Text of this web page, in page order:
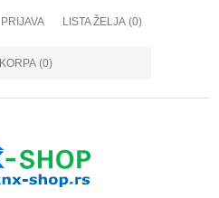
PRIJAVA LISTA ŽELJA (0)
KORPA (0)